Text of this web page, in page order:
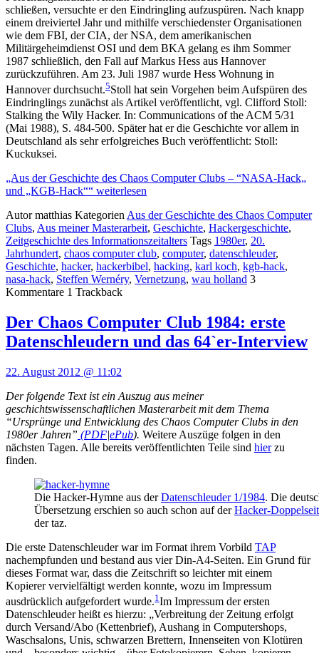
schließen, versuchte er den Eindringling aufzuspüren. Nach knapp
einem dreiviertel Jahr und mithilfe verschiedenster Organisationen
wie dem FBI, der CIA, der NSA, dem amerikanischen
Militärgeheimdienst OSI und dem BKA gelang es ihm Sommer
1987 schließlich, den Fall auf Markus Hess aus Hannover
zurückzuführen. Am 23. Juli 1987 wurde Hess Wohnung in
Hannover durchsucht.5Stoll hat sein Vorgehen beim Aufspüren des
Eindringlings zunächst als Artikel veröffentlicht, vgl. Clifford Stoll:
Stalking the Wily Hacker. In: Communications of the ACM 5/31
(Mai 1988), S. 484-500. Später hat er die Geschichte vor allem in
Deutschland als sehr erfolgreiches Buch veröffentlicht: Stoll:
Kuckuksei.
„Aus der Geschichte des Chaos Computer Clubs – “NASA-Hack„
und „KGB-Hack““ weiterlesen
Autormatthias Kategorien Aus der Geschichte des Chaos Computer
Clubs, Aus meiner Masterarbeit, Geschichte, Hackergeschichte,
Zeitgeschichte des Informationszeitalters Tags 1980er, 20.
Jahrhundert, chaos computer club, computer, datenschleuder,
Geschichte, hacker, hackerbibel, hacking, karl koch, kgb-hack,
nasa-hack, Steffen Wernéry, Vernetzung, wau holland 3
Kommentare 1 Trackback
Der Chaos Computer Club 1984: erste
Datenschleudern und das 64`er-Interview
22. August 2012 @ 11:02
Der folgende Text ist ein Auszug aus meiner
geschichtswissenschaftlichen Masterarbeit mit dem Thema
“Ursprünge und Entwicklung des Chaos Computer Clubs in den
1980er Jahren” (PDF|ePub). Weitere Auszüge folgen in den
nächsten Tagen. Alle bereits veröffentlichten Teile sind hierzu
finden.
Die Hacker-Hymne aus derDatenschleuder 1/1984. Die
Übersetzung erschien so auch schon auf derHacker-
der taz.
Die erste Datenschleuder war im Format ihrem Vorbild TAP
nachempfunden und bestand aus vier Din-A4-Seiten. Ein Grund für
dieses Format war, dass die Zeitschrift so leichter mit einem
Kopierer vervielfältigt werden konnte, wozu im Impressum
ausdrücklich aufgefordert wurde.1 Im Impressum der ersten
Datenschleuder heißt es hierzu: „Verbreitung der Zeitung erfolgt
durch Versand/Abo (Kettenbrief), Aushang in Computershops,
Waschsalons, Unis, schwarzen Brettern, Innenseiten von Klotüren